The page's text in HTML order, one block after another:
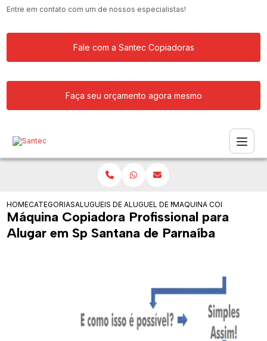
Entre em contato com um de nossos especialistas!
Fale com a Santec Copiadoras
Faça seu orçamento agora mesmo
HOMECATEGORIASALUGUEIS DE COPIADORASALUGUEL DE MAQUINA COPIADORA
MAQUINA COPIADORA
Máquina Copiadora Profissional para
Alugar em Sp Santana de Parnaíba